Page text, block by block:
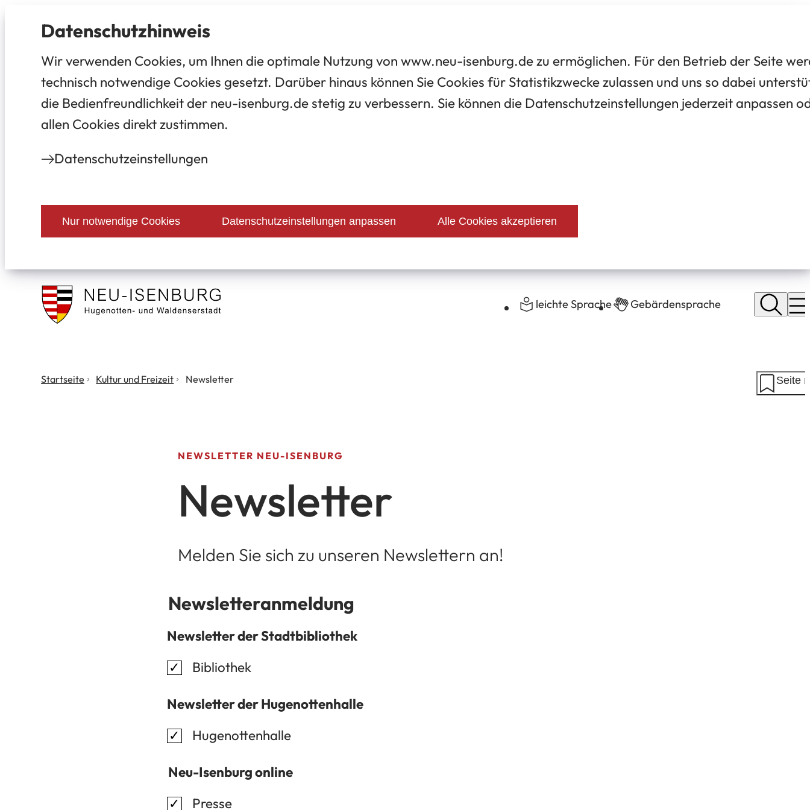
Datenschutz­hinweis
Wir verwenden Cookies, um Ihnen die optimale Nutzung von www.neu-isenburg.de zu ermöglichen. Für den Betrieb der Seite
technisch notwendige Cookies gesetzt. Darüber hinaus können Sie Cookies für Statistikzwecke zulassen und uns so dabei
die Bedienfreundlichkeit der neu-isenburg.de stetig zu verbessern. Sie können die Datenschutzeinstellungen jederzeit anpassen
allen Cookies direkt zustimmen.
Datenschutz­einstellungen
Nur notwendige Cookies Datenschutzeinstellungen anpassen Alle Cookies akzeptieren
Stadt
Isenburg
leichte Sprache Gebärdensprache
Startseite Kultur und Freizeit Newsletter Seite
NEWSLETTER NEU-ISENBURG
Newsletter
Melden Sie sich zu unseren Newslettern an!
Newsletteranmeldung
Newsletter der Stadtbibliothek
Bibliothek
Newsletter der Hugenottenhalle
Hugenottenhalle
Neu-Isenburg online
Presse